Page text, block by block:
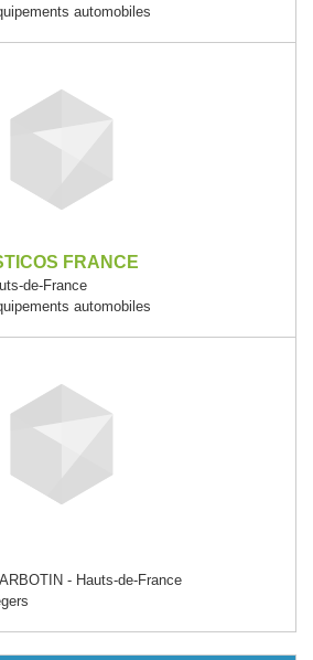
automobiles
FRANCE
de-France
automobiles
- Hauts-de-France